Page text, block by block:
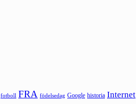
fotboll FRA födelsedag Google historia Internet